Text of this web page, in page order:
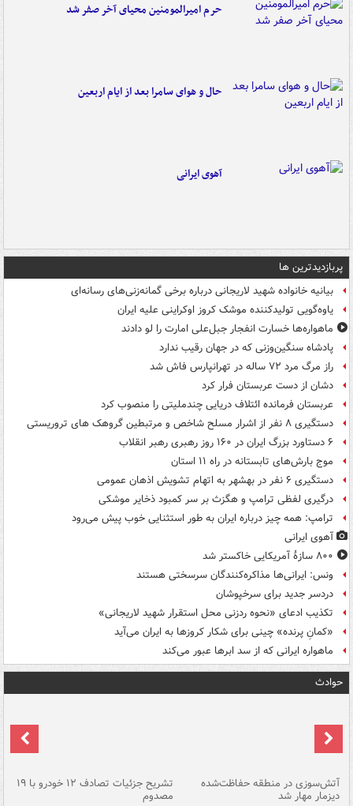
حرم امیرالمومنین محیای آخر صفر شد
حال و هوای سامرا بعد از ایام اربعین
آهوی ایرانی
پربازدیدترین ها
بیانیه خانواده شهید لاریجانی درباره برخی گمانه‌زنی‌های رسانه‌ای
یاوه‌گویی تولیدکننده موشک کروز اوکراینی علیه ایران
ماهواره‌ها خسارت انفجار جبل‌علی امارت را لو دادند
پادشاه سنگین‌وزنی که در جهان رقیب ندارد
راز مرگ مرد ۷۲ ساله در تهرانپارس فاش شد
دشان از دست عربستان فرار کرد
عربستان فرمانده ائتلاف دریایی چندملیتی را منصوب کرد
دستگیری ۸ نفر از اشرار مسلح شاخص و مرتبطین گروهک های تروریستی
۶ دستاورد بزرگ ایران در ۱۶۰ روز رهبری رهبر انقلاب
موج بارش‌های تابستانه در راه ۱۱ استان
دستگیری ۶ نفر در بهشهر به اتهام تشویش اذهان عمومی
درگیری لفظی ترامپ و هگزث بر سر کمبود ذخایر موشکی
ترامپ: همه چیز درباره ایران به طور استثنایی خوب پیش می‌رود
آهوی ایرانی
۸۰۰ سازۀ آمریکایی خاکستر شد
ونس: ایرانی‌ها مذاکره‌کنندگان سرسختی هستند
دردسر جدید برای سرخپوشان
تکذیب ادعای «نحوه ردزنی محل استقرار شهید لاریجانی»
«کمانِ پرنده» چینی برای شکار کروزها به ایران می‌آید
ماهواره ایرانی که از سد ابرها عبور می‌کند
حوادث
آتش‌سوزی در منطقه حفاظت‌شده
دیزمار مهار شد
تشریح جزئیات تصادف ۱۲ خودرو با ۱۹
مصدوم